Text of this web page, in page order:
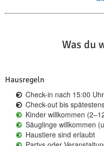
Was du
Hausregeln
Check-in nach 15:00 Uhr
Check-out bis
Kinder willkommen
Säuglinge willkommen
Haustiere sind erlaubt